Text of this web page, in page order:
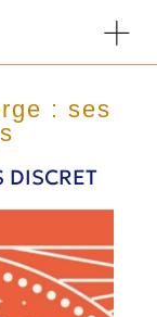
: ses
DISCRET